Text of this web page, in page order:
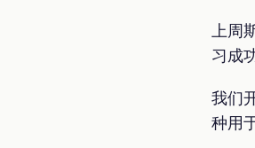
上周
习成
我们
种用